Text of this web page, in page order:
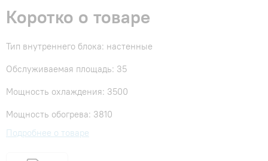
Коротко о товаре
Тип внутреннего блока: настенные
Обслуживаемая площадь: 35
Мощность охлаждения: 3500
Мощность обогрева: 3810
Подробнее о товаре